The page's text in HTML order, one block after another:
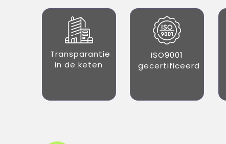
Transparantie
in de keten
ISO9001
gecertificeerd